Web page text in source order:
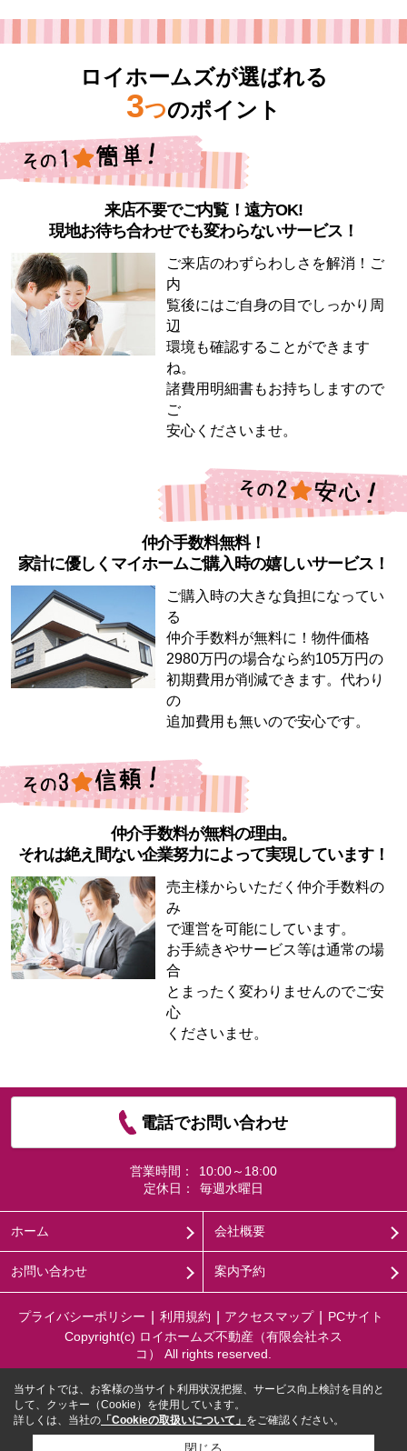
ロイホームズが選ばれる
3つのポイント
来店不要でご内覧！遠方OK!
現地お待ち合わせでも変わらないサービス！
ご来店のわずらわしさを解消！ご
内
覧後にはご自身の目でしっかり周
辺
環境も確認することができます
ね。
諸費用明細書もお持ちしますので
ご
安心くださいませ。
仲介手数料無料！
家計に優しくマイホームご購入時の嬉しいサービス！
ご購入時の大きな負担になってい
る
仲介手数料が無料に！物件価格
2980万円の場合なら約105万円の
初期費用が削減できます。代わり
の
追加費用も無いので安心です。
仲介手数料が無料の理由。
それは絶え間ない企業努力によって実現しています！
売主様からいただく仲介手数料の
み
で運営を可能にしています。
お手続きやサービス等は通常の場
合
とまったく変わりませんのでご安
心
くださいませ。
電話でお問い合わせ
営業時間：
10:00～18:00
定休日：
毎週水曜日
ホーム 会社概要
お問い合わせ 案内予約
プライバシーポリシー 利用規約 アクセスマップ
PCサイト
Copyright(c) ロイホームズ不動産（有限会社ネス
コ） All rights reserved.
当サイトでは、お客様の当サイト利用状況把握、サービス向上検討を目的と
して、クッキー（Cookie）を使用しています。
詳しくは、当社の 「Cookieの取扱いについて」 をご確認ください。